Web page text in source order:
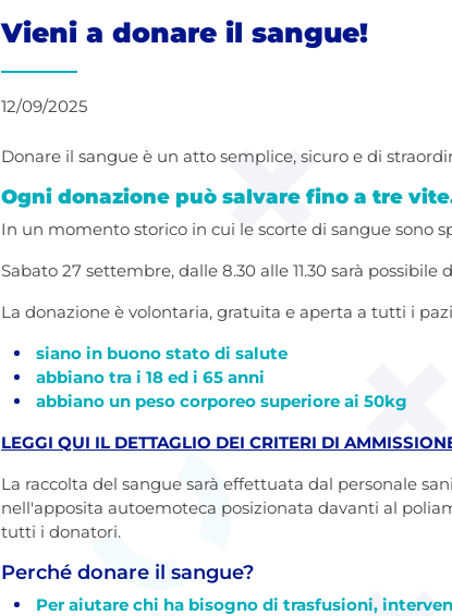
Vieni a donare il sangue!
12/09/2025
Donare il sangue è un atto semplice, sicuro e di
Ogni donazione può salvare fino a tre
In un momento storico in cui le scorte di sangue sono
Sabato 27 settembre, dalle 8.30 alle 11.30 sarà possibile
La donazione è volontaria, gratuita e aperta a tutti i
siano in buono stato di salute
abbiano tra i 18 ed i 65 anni
abbiano un peso corporeo superiore ai 50kg
LEGGI QUI IL DETTAGLIO DEI CRITERI DI
La raccolta del sangue sarà effettuata dal personale
nell'apposita autoemoteca posizionata davanti al
tutti i donatori.
Perché donare il sangue?
Per aiutare chi ha bisogno di trasfusioni,